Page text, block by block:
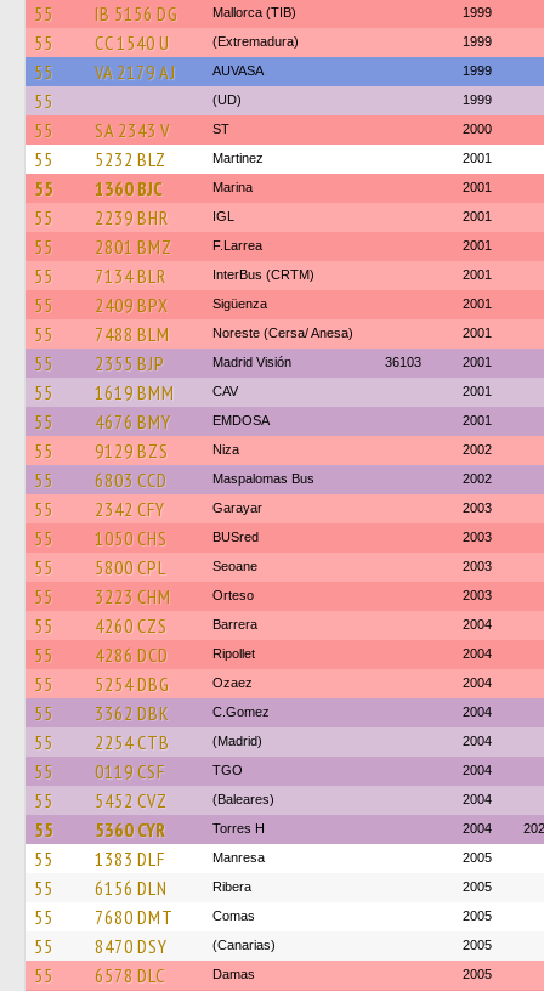
55 IB 5156 DG Mallorca (TIB) 1999
55 CC 1540 U (Extremadura) 1999
55 VA 2179 AJ AUVASA 1999
55 (UD) 1999
55 SA 2343 V ST 2000
55 5232 BLZ Martinez 2001
55 1360 BJC Marina 2001
55 2239 BHR IGL 2001
55 2801 BMZ F.Larrea 2001
55 7134 BLR InterBus (CRTM) 2001
55 2409 BPX Sigüenza 2001
55 7488 BLM Noreste (Cersa/ Anesa) 2001
55 2355 BJP Madrid Visión 36103 2001
55 1619 BMM CAV 2001
55 4676 BMY EMDOSA 2001
55 9129 BZS Niza 2002
55 6803 CCD Maspalomas Bus 2002
55 2342 CFY Garayar 2003
55 1050 CHS BUSred 2003
55 5800 CPL Seoane 2003
55 3223 CHM Orteso 2003
55 4260 CZS Barrera 2004
55 4286 DCD Ripollet 2004
55 5254 DBG Ozaez 2004
55 3362 DBK C.Gomez 2004
55 2254 CTB (Madrid) 2004
55 0119 CSF TGO 2004
55 5452 CVZ (Baleares) 2004
55 5360 CYR Torres H 2004
55 1383 DLF Manresa 2005
55 6156 DLN Ribera 2005
55 7680 DMT Comas 2005
55 8470 DSY (Canarias) 2005
55 6578 DLC Damas 2005